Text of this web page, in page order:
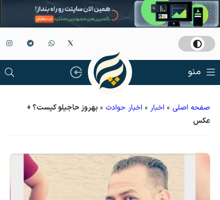
منو
صفحه اصلی » اخبار » اخبار حوادث » بهروز حاجیلو کیست؟ +
عکس